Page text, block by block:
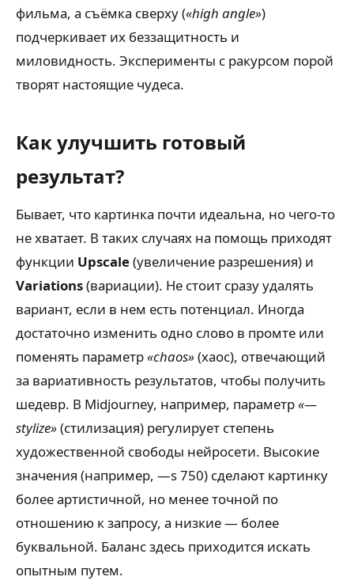
фильма, а съёмка сверху («high angle»)
подчеркивает их беззащитность и
миловидность. Эксперименты с ракурсом порой
творят настоящие чудеса.
Как улучшить готовый
результат?
Бывает, что картинка почти идеальна, но чего-то
не хватает. В таких случаях на помощь приходят
функции Upscale(увеличение разрешения) и
Variations(вариации). Не стоит сразу удалять
вариант, если в нем есть потенциал. Иногда
достаточно изменить одно слово в промте или
поменять параметр«chaos»(хаос), отвечающий
за вариативность результатов, чтобы получить
шедевр. В Midjourney, например, параметр«—
stylize»(стилизация) регулирует степень
художественной свободы нейросети. Высокие
значения (например, —s 750) сделают картинку
более артистичной, но менее точной по
отношению к запросу, а низкие — более
буквальной. Баланс здесь приходится искать
опытным путем.